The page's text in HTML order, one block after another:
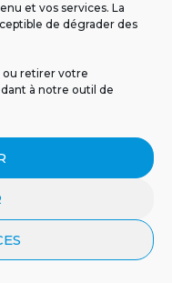
et vos services. La
de dégrader des
ou retirer votre
à notre outil de
d’infection invasive